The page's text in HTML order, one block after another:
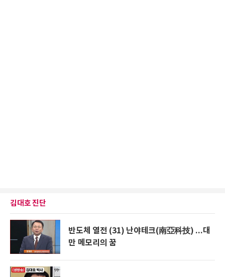
김대호 진단
반도체 열전 (31) 난야테크(南亞科技) ...대
만 메모리의 꿈